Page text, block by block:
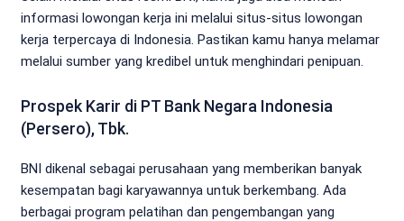
informasi lowongan kerja ini melalui situs-situs lowongan
kerja terpercaya di Indonesia. Pastikan kamu hanya melamar
melalui sumber yang kredibel untuk menghindari penipuan.
Prospek Karir di PT Bank Negara Indonesia
(Persero), Tbk.
BNI dikenal sebagai perusahaan yang memberikan banyak
kesempatan bagi karyawannya untuk berkembang. Ada
berbagai program pelatihan dan pengembangan yang